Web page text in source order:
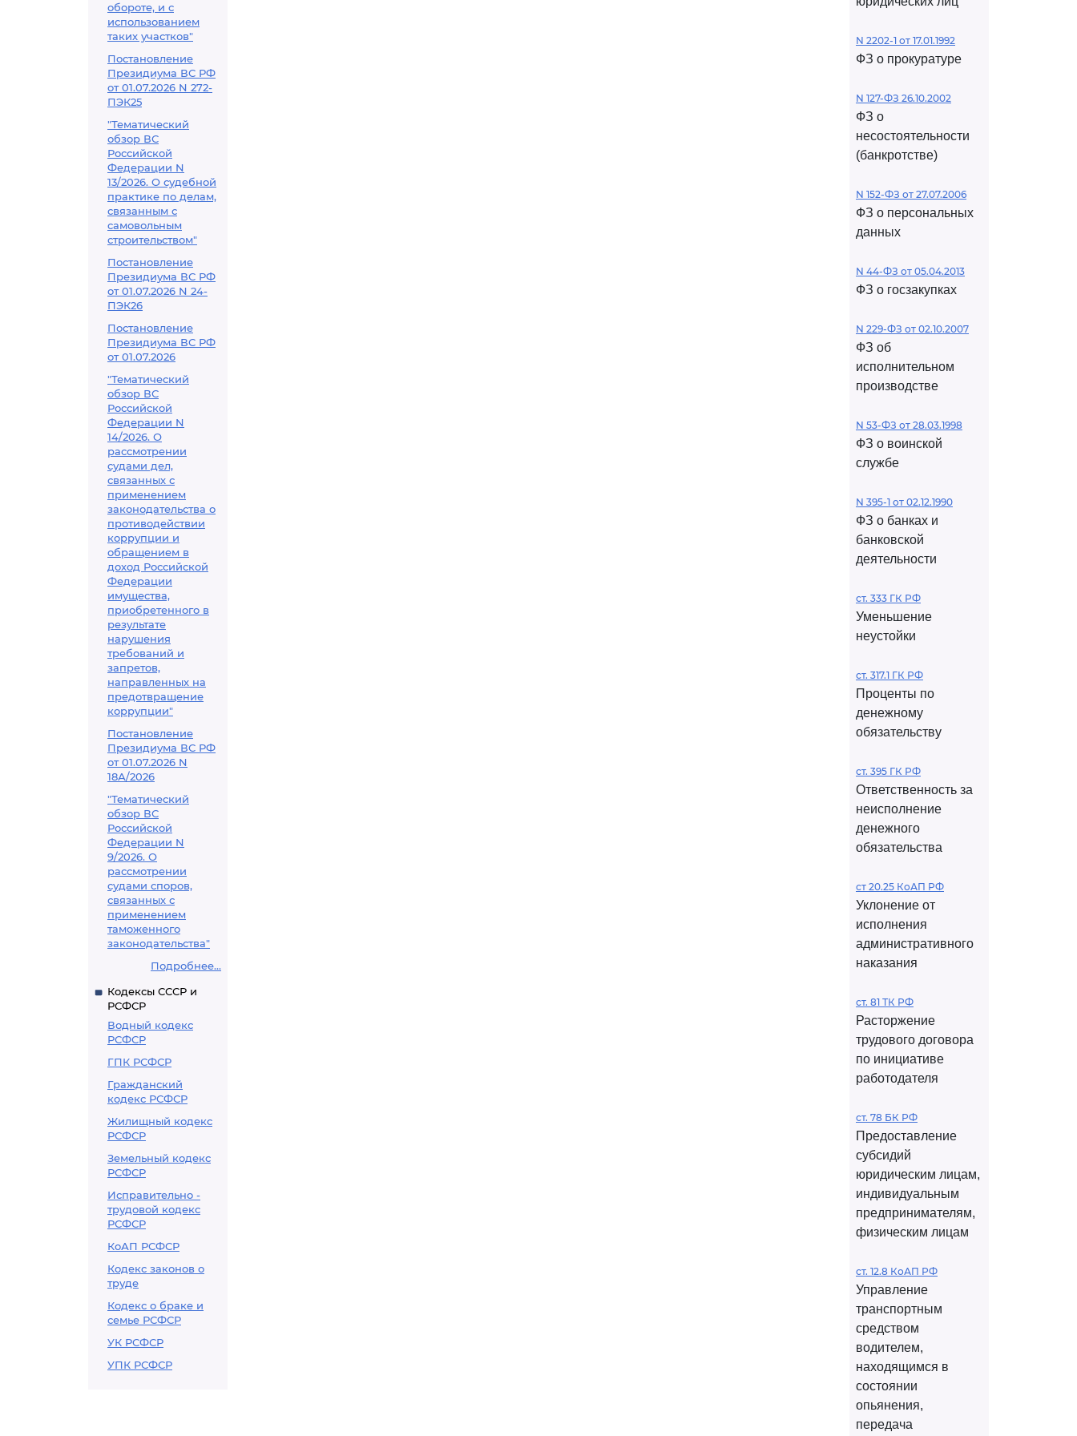
обороте, и с
использованием
таких участков"
Постановление
Президиума ВС РФ
от 01.07.2026 N 272-
ПЭК25
"Тематический
обзор ВС
Российской
Федерации N
13/2026. О судебной
практике по делам,
связанным с
самовольным
строительством"
Постановление
Президиума ВС РФ
от 01.07.2026 N 24-
ПЭК26
Постановление
Президиума ВС РФ
от 01.07.2026
"Тематический
обзор ВС
Российской
Федерации N
14/2026. О
рассмотрении
судами дел,
связанных с
применением
законодательства о
противодействии
коррупции и
обращением в
доход Российской
Федерации
имущества,
приобретенного в
результате
нарушения
требований и
запретов,
направленных на
предотвращение
коррупции"
Постановление
Президиума ВС РФ
от 01.07.2026 N
18А/2026
"Тематический
обзор ВС
Российской
Федерации N
9/2026. О
рассмотрении
судами споров,
связанных с
применением
таможенного
законодательства"
Подробнее...
Кодексы СССР и
РСФСР
Водный кодекс
РСФСР
ГПК РСФСР
Гражданский
кодекс РСФСР
Жилищный кодекс
РСФСР
Земельный кодекс
РСФСР
Исправительно -
трудовой кодекс
РСФСР
КоАП РСФСР
Кодекс законов о
труде
Кодекс о браке и
семье РСФСР
УК РСФСР
УПК РСФСР
N 2202-1 от 17.01.1992
ФЗ о прокуратуре
N 127-ФЗ 26.10.2002
ФЗ о
несостоятельности
(банкротстве)
N 152-ФЗ от 27.07.2006
ФЗ о персональных
данных
N 44-ФЗ от 05.04.2013
ФЗ о госзакупках
N 229-ФЗ от 02.10.2007
ФЗ об
исполнительном
производстве
N 53-ФЗ от 28.03.1998
ФЗ о воинской
службе
N 395-1 от 02.12.1990
ФЗ о банках и
банковской
деятельности
ст. 333 ГК РФ
Уменьшение
неустойки
ст. 317.1 ГК РФ
Проценты по
денежному
обязательству
ст. 395 ГК РФ
Ответственность за
неисполнение
денежного
обязательства
ст 20.25 КоАП РФ
Уклонение от
исполнения
административного
наказания
ст. 81 ТК РФ
Расторжение
трудового договора
по инициативе
работодателя
ст. 78 БК РФ
Предоставление
субсидий
юридическим лицам,
индивидуальным
предпринимателям,
физическим лицам
ст. 12.8 КоАП РФ
Управление
транспортным
средством
водителем,
находящимся в
состоянии
опьянения,
передача